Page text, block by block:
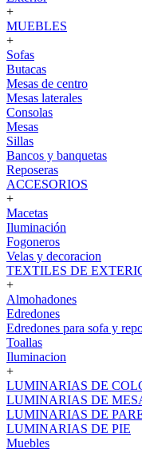
+
MUEBLES
+
Sofas
Butacas
Mesas de centro
Mesas laterales
Consolas
Mesas
Sillas
Bancos y banquetas
Reposeras
ACCESORIOS
+
Macetas
Iluminación
Fogoneros
Velas y decoracion
TEXTILES DE
+
Almohadones
Edredones
Edredones para sofa y
Toallas
Iluminacion
+
LUMINARIAS DE
LUMINARIAS DE
LUMINARIAS DE
LUMINARIAS DE PIE
Muebles